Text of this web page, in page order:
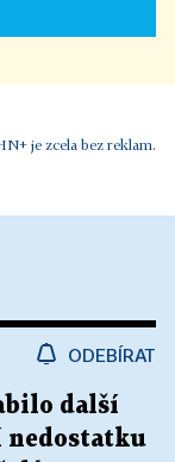
je zcela bez reklam.
ODEBÍRAT
další
nedostatku